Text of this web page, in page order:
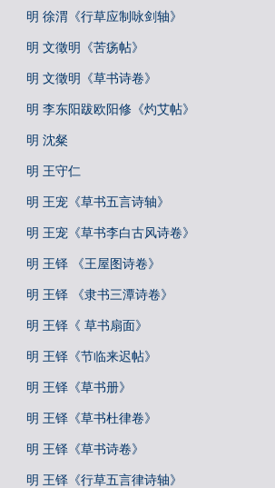
明 徐渭《行草应制咏剑轴》
明 文徵明《苦疡帖》
明 文徵明《草书诗卷》
明 李东阳跋欧阳修《灼艾帖》
明 沈粲
明 王守仁
明 王宠《草书五言诗轴》
明 王宠《草书李白古风诗卷》
明 王铎 《王屋图诗卷》
明 王铎 《隶书三潭诗卷》
明 王铎《 草书扇面》
明 王铎《节临来迟帖》
明 王铎《草书册》
明 王铎《草书杜律卷》
明 王铎《草书诗卷》
明 王铎《行草五言律诗轴》